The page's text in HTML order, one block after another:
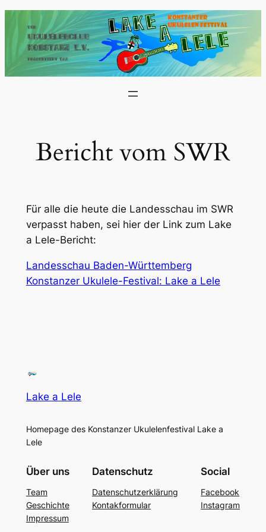
Zum
Inhalt
springen
Bericht vom SWR
Für alle die heute die Landesschau im SWR
verpasst haben, sei hier der Link zum Lake
a Lele-Bericht:
Landesschau Baden-Württemberg
Konstanzer Ukulele-Festival: Lake a Lele
Lake a Lele
Homepage des Konstanzer Ukulelenfestival Lake a
Lele
Über uns
Team
Geschichte
Impressum
Datenschutz
Datenschutzerklärung
Kontakformular
Social
Facebook
Instagram